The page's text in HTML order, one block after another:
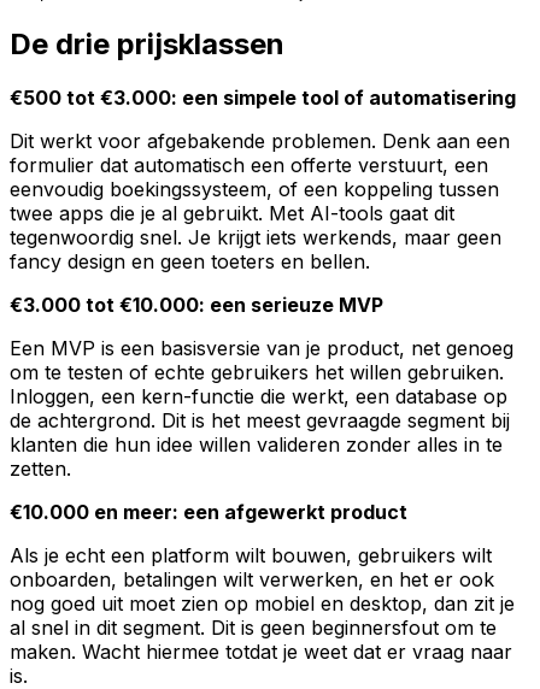
De drie prijsklassen
€500 tot €3.000: een simpele tool of automatisering
Dit werkt voor afgebakende problemen. Denk aan een
formulier dat automatisch een offerte verstuurt, een
eenvoudig boekingssysteem, of een koppeling tussen
twee apps die je al gebruikt. Met AI-tools gaat dit
tegenwoordig snel. Je krijgt iets werkends, maar geen
fancy design en geen toeters en bellen.
€3.000 tot €10.000: een serieuze MVP
Een MVP is een basisversie van je product, net genoeg
om te testen of echte gebruikers het willen gebruiken.
Inloggen, een kern-functie die werkt, een database op
de achtergrond. Dit is het meest gevraagde segment bij
klanten die hun idee willen valideren zonder alles in te
zetten.
€10.000 en meer: een afgewerkt product
Als je echt een platform wilt bouwen, gebruikers wilt
onboarden, betalingen wilt verwerken, en het er ook
nog goed uit moet zien op mobiel en desktop, dan zit je
al snel in dit segment. Dit is geen beginnersfout om te
maken. Wacht hiermee totdat je weet dat er vraag naar
is.